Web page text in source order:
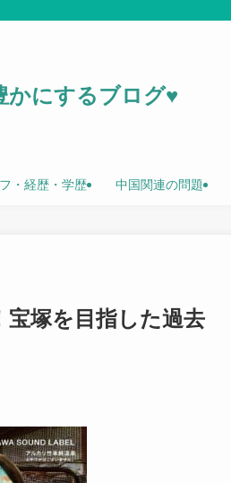
かにするブログ♥
・経歴・学歴 中国関連の問題
宝塚を目指した過去